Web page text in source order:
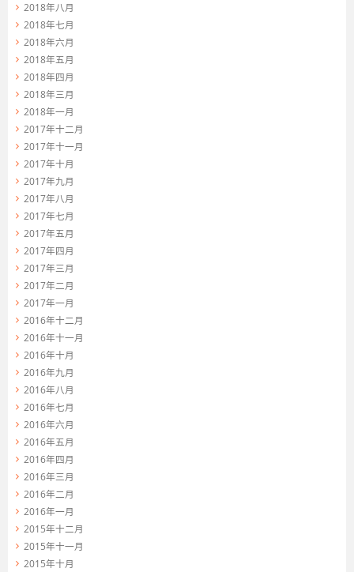
2018年八月
2018年七月
2018年六月
2018年五月
2018年四月
2018年三月
2018年一月
2017年十二月
2017年十一月
2017年十月
2017年九月
2017年八月
2017年七月
2017年五月
2017年四月
2017年三月
2017年二月
2017年一月
2016年十二月
2016年十一月
2016年十月
2016年九月
2016年八月
2016年七月
2016年六月
2016年五月
2016年四月
2016年三月
2016年二月
2016年一月
2015年十二月
2015年十一月
2015年十月